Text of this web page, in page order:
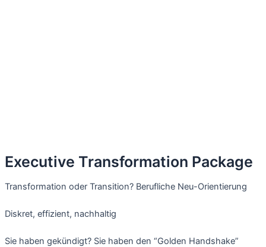
Executive Transformation Package
Transformation oder Transition? Berufliche Neu-Orientierung
Diskret, effizient, nachhaltig
Sie haben gekündigt? Sie haben den “Golden Handshake”